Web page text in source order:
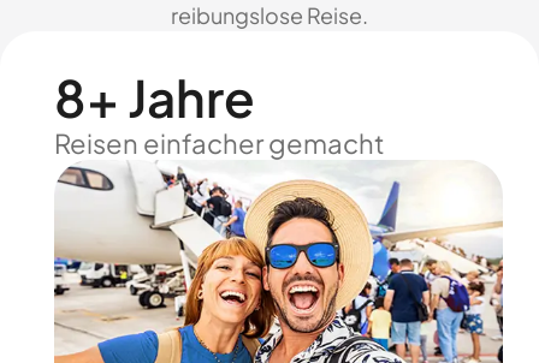
reibungslose Reise.
8+ Jahre
Reisen einfacher gemacht